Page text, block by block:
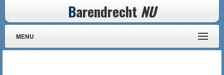
Barendrecht NU
MENU